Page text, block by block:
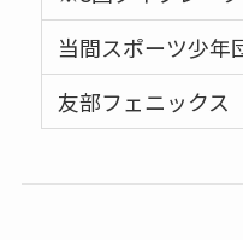
当間スポーツ少年
友部フェニックス